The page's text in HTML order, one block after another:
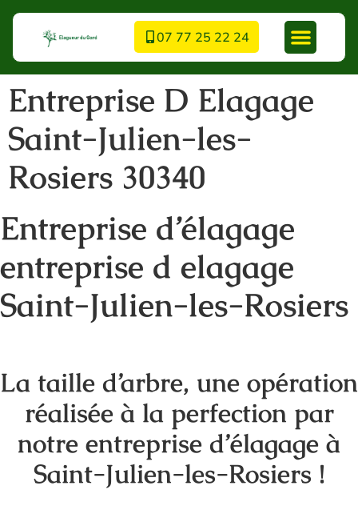
07 77 25 22 24
Entreprise D Elagage
Saint-Julien-les-
Rosiers 30340
Entreprise d’élagage
entreprise d elagage
Saint-Julien-les-Rosiers
La taille d’arbre, une opération
réalisée à la perfection par
notre entreprise d’élagage à
Saint-Julien-les-Rosiers !